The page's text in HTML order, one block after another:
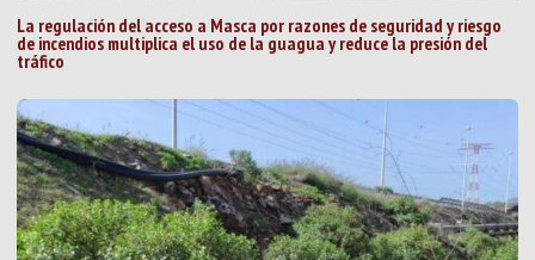
La regulación del acceso a Masca por razones de seguridad y riesgo
de incendios multiplica el uso de la guagua y reduce la presión del
tráfico